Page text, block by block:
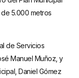
5.000 metros
de Servicios
Manuel Muñoz, y
Daniel Gómez